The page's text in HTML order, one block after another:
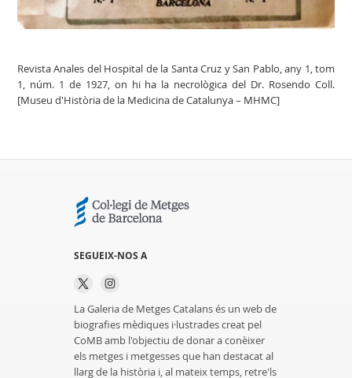
Revista Anales del Hospital de la Santa Cruz y San Pablo, any 1, tom
1, núm. 1 de 1927, on hi ha la necrològica del Dr. Rosendo Coll.
[Museu d'Història de la Medicina de Catalunya – MHMC]
SEGUEIX-NOS A
La Galeria de Metges Catalans és un web de
biografies mèdiques i·lustrades creat pel
CoMB amb l'objectiu de donar a conèixer
els metges i metgesses que han destacat al
llarg de la història i, al mateix temps, retre'ls